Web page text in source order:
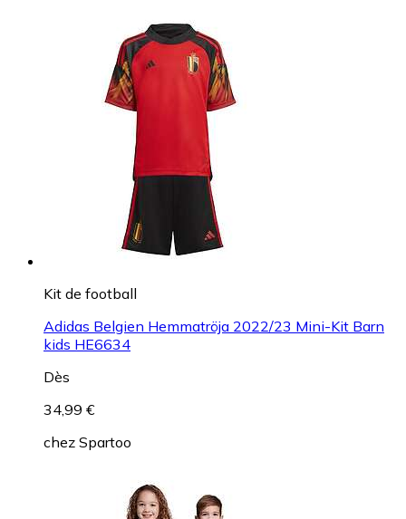
Kit de football
Adidas Belgien Hemmatröja 2022/23 Mini-Kit Barn
kids HE6634
Dès
34,99 €
chez Spartoo